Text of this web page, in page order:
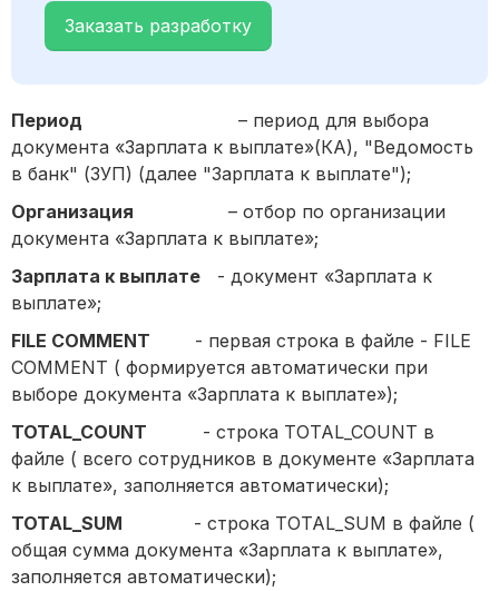
Заказать разработку
Период – период для выбора
документа «Зарплата к выплате»(КА), "Ведомость
в банк" (ЗУП) (далее "Зарплата к выплате");
Организация – отбор по организации
документа «Зарплата к выплате»;
Зарплата к выплате - документ «Зарплата к
выплате»;
FILE COMMENT - первая строка в файле - FILE
COMMENT ( формируется автоматически при
выборе документа «Зарплата к выплате»);
TOTAL_COUNT - строка TOTAL_COUNT в
файле ( всего сотрудников в документе «Зарплата
к выплате», заполняется автоматически);
TOTAL_SUM - строка TOTAL_SUM в файле (
общая сумма документа «Зарплата к выплате»,
заполняется автоматически);